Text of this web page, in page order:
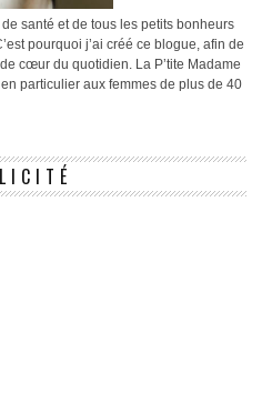
santé et de tous les petits bonheurs
pourquoi j’ai créé ce blogue, afin de
cœur du quotidien. La P’tite Madame
particulier aux femmes de plus de 40